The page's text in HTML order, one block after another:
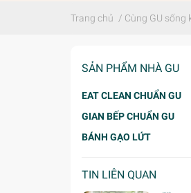
Trang chủ / Cùng GU sống
SẢN PHẨM NHÀ GU
EAT CLEAN CHUẨN GU
GIAN BẾP CHUẨN GU
BÁNH GẠO LỨT
TIN LIÊN QUAN